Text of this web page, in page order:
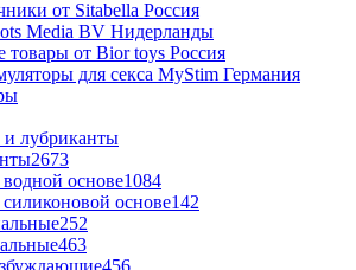
2673
основе1084
основе142
252
463
456